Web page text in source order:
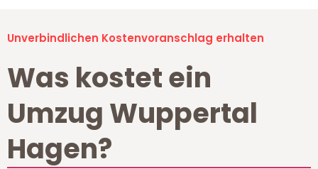
Unverbindlichen Kostenvoranschlag erhalten
Was kostet ein
Umzug Wuppertal
Hagen?